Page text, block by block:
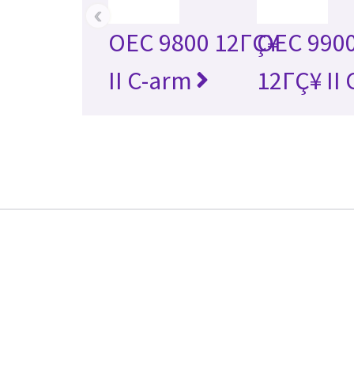
OEC 9800 12ΓÇ¥
II C-arm
OEC
12ΓÇ¥ II
‹